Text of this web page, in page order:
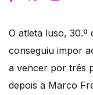
O atleta luso, 30.º
conseguiu impor
a vencer por três
depois a Marco